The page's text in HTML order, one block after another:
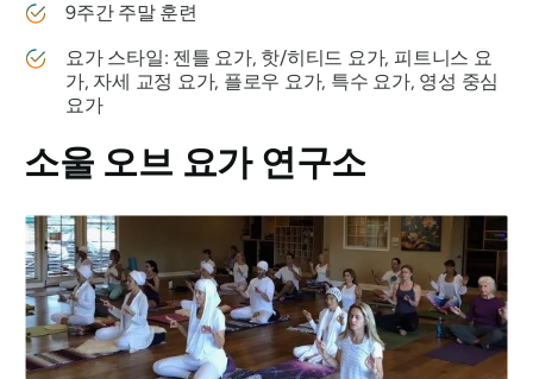
9주간 주말 훈련
요가 스타일: 젠틀 요가, 핫/히티드 요가, 피트니스 요
가, 자세 교정 요가, 플로우 요가, 특수 요가, 영성 중심
요가
소울 오브 요가 연구소